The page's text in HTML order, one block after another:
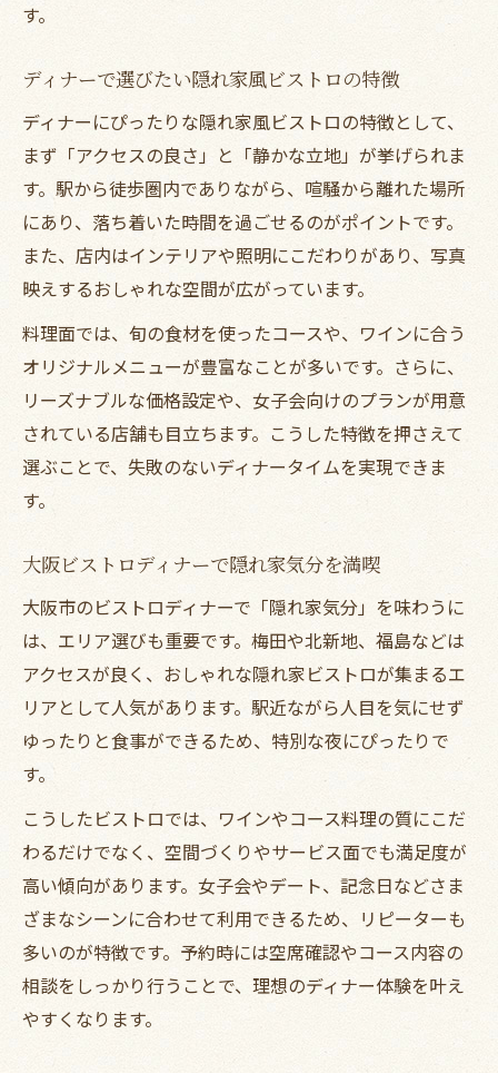
す。
ディナーで選びたい隠れ家風ビストロの特徴
ディナーにぴったりな隠れ家風ビストロの特徴として、
まず「アクセスの良さ」と「静かな立地」が挙げられま
す。駅から徒歩圏内でありながら、喧騒から離れた場所
にあり、落ち着いた時間を過ごせるのがポイントです。
また、店内はインテリアや照明にこだわりがあり、写真
映えするおしゃれな空間が広がっています。
料理面では、旬の食材を使ったコースや、ワインに合う
オリジナルメニューが豊富なことが多いです。さらに、
リーズナブルな価格設定や、女子会向けのプランが用意
されている店舗も目立ちます。こうした特徴を押さえて
選ぶことで、失敗のないディナータイムを実現できま
す。
大阪ビストロディナーで隠れ家気分を満喫
大阪市のビストロディナーで「隠れ家気分」を味わうに
は、エリア選びも重要です。梅田や北新地、福島などは
アクセスが良く、おしゃれな隠れ家ビストロが集まるエ
リアとして人気があります。駅近ながら人目を気にせず
ゆったりと食事ができるため、特別な夜にぴったりで
す。
こうしたビストロでは、ワインやコース料理の質にこだ
わるだけでなく、空間づくりやサービス面でも満足度が
高い傾向があります。女子会やデート、記念日などさま
ざまなシーンに合わせて利用できるため、リピーターも
多いのが特徴です。予約時には空席確認やコース内容の
相談をしっかり行うことで、理想のディナー体験を叶え
やすくなります。